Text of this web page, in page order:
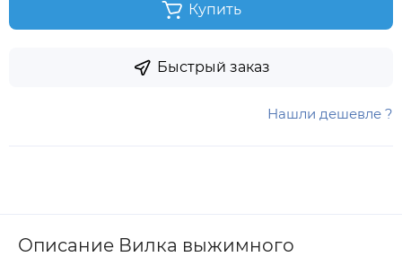
Купить
Быстрый заказ
Нашли дешевле ?
Описание Вилка выжимного